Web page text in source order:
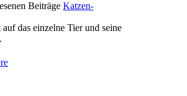
Katzen-
das einzelne Tier und seine